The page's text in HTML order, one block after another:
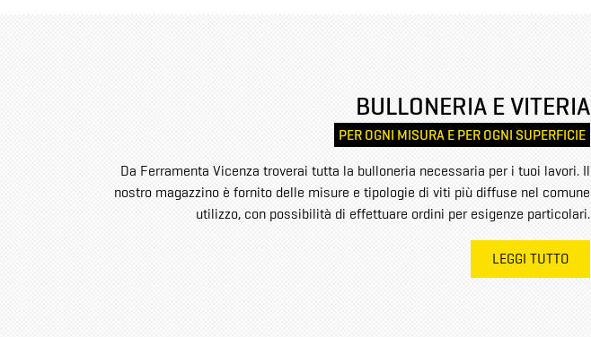
BULLONERIA E VITERIA
PER OGNI MISURA E PER OGNI SUPERFICIE
Da Ferramenta Vicenza troverai tutta la bulloneria necessaria per i tuoi lavori. Il
nostro magazzino è fornito delle misure e tipologie di viti più diffuse nel comune
utilizzo, con possibilità di effettuare ordini per esigenze particolari.
LEGGI TUTTO